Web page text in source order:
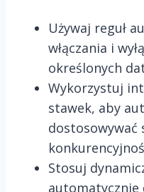
Używaj reguł
włączania i
określonych
Wykorzystuj
stawek, aby
dostosowywać
Stosuj
automatycznie